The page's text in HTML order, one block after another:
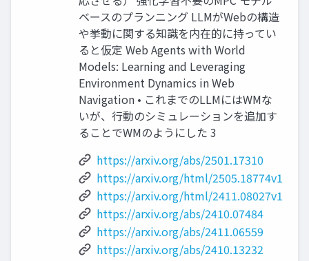
ベースのプランニング LLMがWebの構造
や挙動に関する知識を内在的に持ってい
ると仮定 Web Agents with World
Models: Learning and Leveraging
Environment Dynamics in Web
Navigation • これまでのLLMにはWMな
いが、行動のシミュレーションを追加す
ることでWMのようにした 3
https://arxiv.org/abs/2501.17310
https://arxiv.org/html/2505.18774v1
https://arxiv.org/html/2411.08027v1
https://arxiv.org/abs/2410.07484
https://arxiv.org/abs/2411.06559
https://arxiv.org/abs/2410.13232